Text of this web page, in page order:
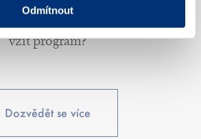
Odmítnout
Proč si mám
vzít program?
Dozvědět se více